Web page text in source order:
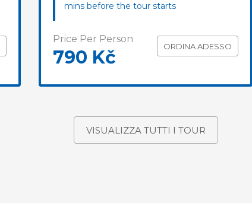
mins before the tour starts
Price Per Person
790 Kč ORDINA ADESSO
VISUALIZZA TUTTI I TOUR